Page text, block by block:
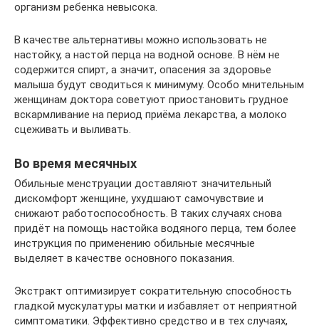
организм ребенка невысока.
В качестве альтернативы можно использовать не
настойку, а настой перца на водной основе. В нём не
содержится спирт, а значит, опасения за здоровье
малыша будут сводиться к минимуму. Особо мнительным
женщинам доктора советуют приостановить грудное
вскармливание на период приёма лекарства, а молоко
сцеживать и выливать.
Во время месячных
Обильные менструации доставляют значительный
дискомфорт женщине, ухудшают самочувствие и
снижают работоспособность. В таких случаях снова
придёт на помощь настойка водяного перца, тем более
инструкция по применению обильные месячные
выделяет в качестве основного показания.
Экстракт оптимизирует сократительную способность
гладкой мускулатуры матки и избавляет от неприятной
симптоматики. Эффективно средство и в тех случаях,